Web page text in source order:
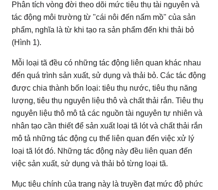
Phân tích vòng đời theo dõi mức tiêu thụ tài nguyên và
tác động môi trường từ "cái nôi đến nấm mồ" của sản
phẩm, nghĩa là từ khi tạo ra sản phẩm đến khi thải bỏ
(Hình 1).
Mỗi loại tã đều có những tác động liên quan khác nhau
đến quá trình sản xuất, sử dụng và thải bỏ. Các tác động
được chia thành bốn loại: tiêu thụ nước, tiêu thụ năng
lượng, tiêu thụ nguyên liệu thô và chất thải rắn. Tiêu thụ
nguyên liệu thô mô tả các nguồn tài nguyên tự nhiên và
nhân tạo cần thiết để sản xuất loại tã lót và chất thải rắn
mô tả những tác động cụ thể liên quan đến việc xử lý
loại tã lót đó. Những tác động này đều liên quan đến
việc sản xuất, sử dụng và thải bỏ từng loại tã.
Mục tiêu chính của trang này là truyền đạt mức độ phức